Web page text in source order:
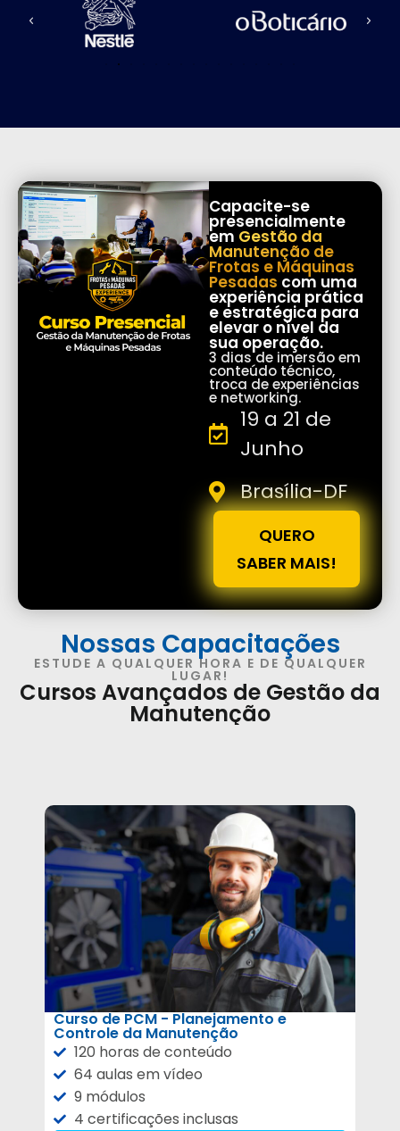
Capacite-se
presencialmente
em Gestão da
Manutenção de
Frotas e Máquinas
Pesadas com uma
experiência prática
e estratégica para
elevar o nível da
sua operação.
3 dias de imersão em
conteúdo técnico,
troca de experiências
e networking.
19 a 21 de
Junho
Brasília-DF
QUERO
SABER MAIS!
Nossas Capacitações
ESTUDE A QUALQUER HORA E DE QUALQUER
LUGAR!
Cursos Avançados de Gestão da
Manutenção
Curso de PCM - Planejamento e
Controle da Manutenção
120 horas de conteúdo
64 aulas em vídeo
9 módulos
4 certificações inclusas